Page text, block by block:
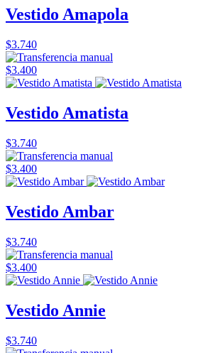
Vestido Amapola
$3.740
$3.400
Vestido Amatista
$3.740
$3.400
Vestido Ambar
$3.740
$3.400
Vestido Annie
$3.740